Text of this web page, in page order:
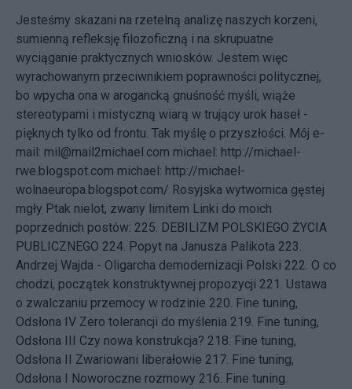
Jesteśmy skazani na rzetelną analizę naszych korzeni,
sumienną refleksję filozoficzną i na skrupuatne
wyciąganie praktycznych wniosków. Jestem więc
wyrachowanym przeciwnikiem poprawności politycznej,
bo wpycha ona w arogancką gnuśność myśli, wiąże
stereotypami i mistyczną wiarą w trujący urok haseł -
pięknych tylko od frontu. Tak myślę o przyszłości. Mój e-
mail: mil@mail2michael.com michael: http://michael-
rwe.blogspot.com michael: http://michael-
wolnaeuropa.blogspot.com/ Rosyjska wytwornica gęstej
mgły Ptak nielot, zwany limitem Linki do moich
poprzednich postów: 225. DEBILIZM POLSKIEGO ŻYCIA
PUBLICZNEGO 224. Popyt na Janusza Palikota 223.
Andrzej Wajda - Oligarcha demodernizacji Polski 222. O co
chodzi, początek konstruktywnej propozycji 221. Ustawa
o zwalczaniu przemocy w rodzinie 220. Fine tuning,
Odsłona IV Zero tolerancji do myślenia 219. Fine tuning,
Odsłona III Czy nowa konstrukcja? 218. Fine tuning,
Odsłona II Zwariowani liberałowie 217. Fine tuning,
Odsłona I Noworoczne rozmowy 216. Fine tuning.